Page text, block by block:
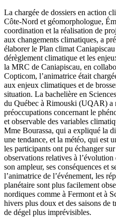
La chargée de dossiers en action
Côte-Nord et géomorphologue,
coordination et la réalisation de
aux changements climatiques, a
élaborer le Plan climat
dérèglement climatique et les
la MRC de Caniapiscau, en
Copticom, l’animatrice était
aux enjeux climatiques et de
situation. La bachelière en
du Québec à Rimouski (UQAR) a
préoccupations concernant le
et observable des variables
Mme Bourassa, qui a expliqué la
une tendance, et la météo, qui est
les participants ont pu échanger
observations relatives à
son ampleur, ses conséquences et
l’animatrice de l’événement, les
planétaire sont plus facilement
nordiques comme à Fermont et à
hivers plus doux et des saisons de
de dégel plus imprévisibles.